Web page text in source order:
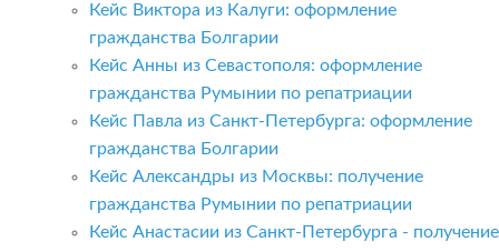
Кейс Виктора из Калуги: оформление
гражданства Болгарии
Кейс Анны из Севастополя: оформление
гражданства Румынии по репатриации
Кейс Павла из Санкт-Петербурга: оформление
гражданства Болгарии
Кейс Александры из Москвы: получение
гражданства Румынии по репатриации
Кейс Анастасии из Санкт-Петербурга - получение